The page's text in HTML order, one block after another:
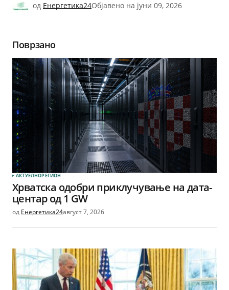
од Енергетика24Објавено на јуни 09, 2026
Поврзано
АКТУЕЛНОРЕГИОН
Хрватска одобри приклучување на дата-
центар од 1 GW
од Енергетика24август 7, 2026